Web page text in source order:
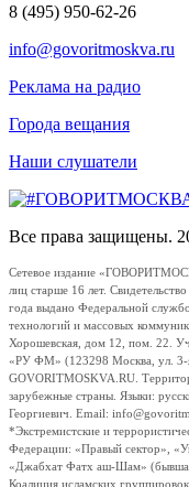
8 (495) 950-62-26
info@govoritmoskva.ru
Реклама на радио
Города вещания
Наши слушатели
Все права защищены.
Сетевое издание
лиц старше 16 лет.
года выдано Федеральной
технологий и массовых
Хорошевская, дом 12, пом. 22.
«РУ ФМ» (123298 Москва, ул. 3-
GOVORITMOSKVA.RU.
зарубежные страны. Языки:
Георгиевич. Email:
*Экстремистские и
Федерации: «Правый сектор»,
«Джабхат Фатх аш-Шам»
Коалиция исламских